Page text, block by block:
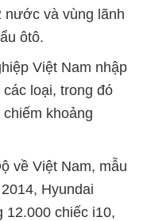
nước và vùng lãnh
ôtô.
Việt Nam nhập
loại, trong đó
khoảng
về Việt Nam, mẫu
Hyundai
12.000 chiếc i10,